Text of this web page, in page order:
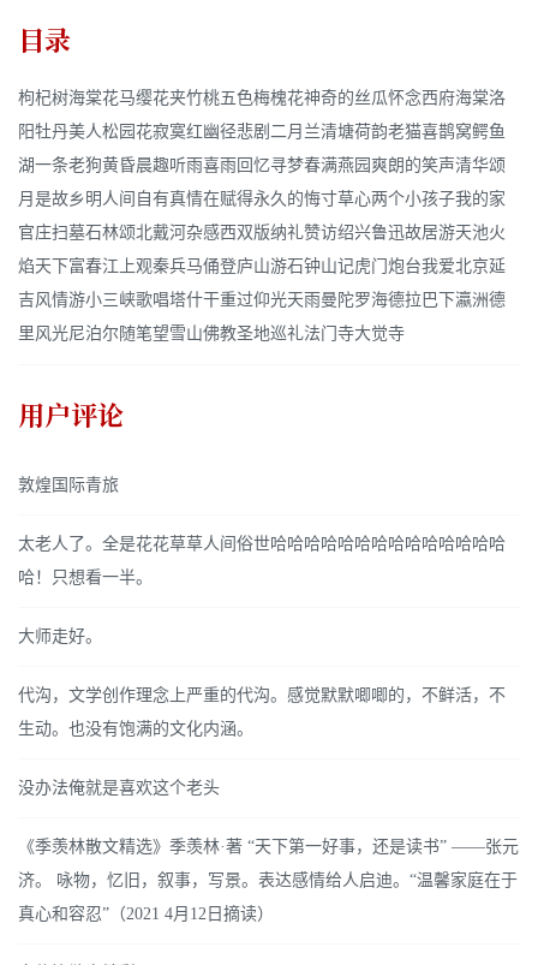
目录
枸杞树海棠花马缨花夹竹桃五色梅槐花神奇的丝瓜怀念西府海棠洛
阳牡丹美人松园花寂寞红幽径悲剧二月兰清塘荷韵老猫喜鹊窝鳄鱼
湖一条老狗黄昏晨趣听雨喜雨回忆寻梦春满燕园爽朗的笑声清华颂
月是故乡明人间自有真情在赋得永久的悔寸草心两个小孩子我的家
官庄扫墓石林颂北戴河杂感西双版纳礼赞访绍兴鲁迅故居游天池火
焰天下富春江上观秦兵马俑登庐山游石钟山记虎门炮台我爱北京延
吉风情游小三峡歌唱塔什干重过仰光天雨曼陀罗海德拉巴下瀛洲德
里风光尼泊尔随笔望雪山佛教圣地巡礼法门寺大觉寺
用户评论
敦煌国际青旅
太老人了。全是花花草草人间俗世哈哈哈哈哈哈哈哈哈哈哈哈哈哈
哈！只想看一半。
大师走好。
代沟，文学创作理念上严重的代沟。感觉默默唧唧的，不鲜活，不
生动。也没有饱满的文化内涵。
没办法俺就是喜欢这个老头
《季羡林散文精选》季羡林·著 “天下第一好事，还是读书” ——张元
济。 咏物，忆旧，叙事，写景。表达感情给人启迪。“温馨家庭在于
真心和容忍”（2021 4月12日摘读）